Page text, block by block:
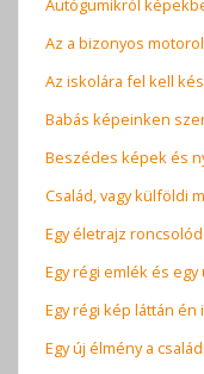
Autógumikról
Az a bizonyos
Az iskolára fel kell
Babás képeinken
Beszédes képek és
Család, vagy külföldi
Egy életrajz
Egy régi emlék és
Egy régi kép láttán
Egy új élmény a